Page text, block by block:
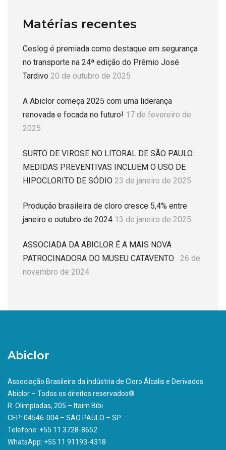
Matérias recentes
Ceslog é premiada como destaque em segurança
no transporte na 24ª edição do Prêmio José
Tardivo 20 de outubro de 2025
A Abiclor começa 2025 com uma liderança
renovada e focada no futuro! 17 de fevereiro de
2025
SURTO DE VIROSE NO LITORAL DE SÃO PAULO:
MEDIDAS PREVENTIVAS INCLUEM O USO DE
HIPOCLORITO DE SÓDIO 23 de janeiro de 2025
Produção brasileira de cloro cresce 5,4% entre
janeiro e outubro de 2024 13 de janeiro de 2025
ASSOCIADA DA ABICLOR É A MAIS NOVA
PATROCINADORA DO MUSEU CATAVENTO
26 de
novembro de 2024
Abiclor
Associação Brasileira da indústria de Cloro Álcalis e Derivados
Abiclor – Todos os direitos reservados®
R. Olimpíadas, 205 – Itaim Bibi
CEP: 04546-004 – SÃO PAULO – SP
Telefone: +55 11 3728-8652
WhatsApp: +55 11 91193-4318